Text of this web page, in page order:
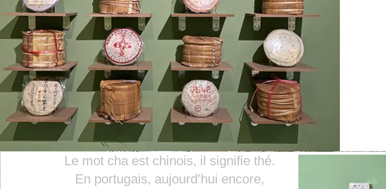
Le mot cha est chinois, il signifie thé.
En portugais, aujourd’hui encore,